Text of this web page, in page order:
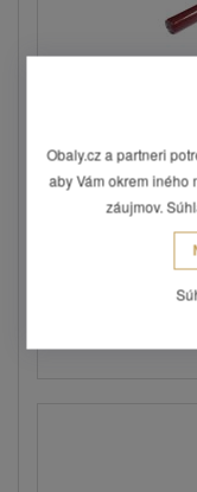
Papierový
Obrus z
Obaly.cz a partneri
aby Vám okrem iného
záujmov.